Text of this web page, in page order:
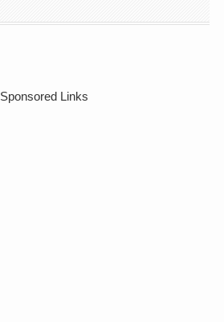
Sponsored Links